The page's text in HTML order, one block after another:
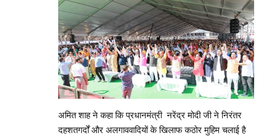
अमित शाह ने कहा कि प्रधानमंत्री नरेंद्र मोदी जी ने निरंतर
दहशतगर्दों और अलगाववादियों के खिलाफ कठोर मुहिम चलाई है